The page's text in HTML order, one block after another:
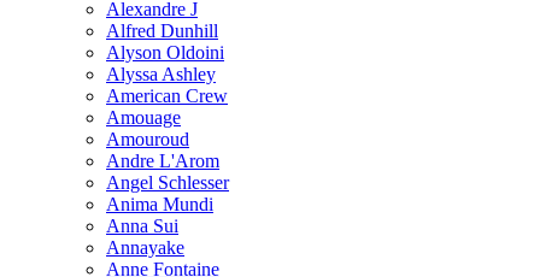
Alexandre J
Alfred Dunhill
Alyson Oldoini
Alyssa Ashley
American Crew
Amouage
Amouroud
Andre L'Arom
Angel Schlesser
Anima Mundi
Anna Sui
Annayake
Anne Fontaine